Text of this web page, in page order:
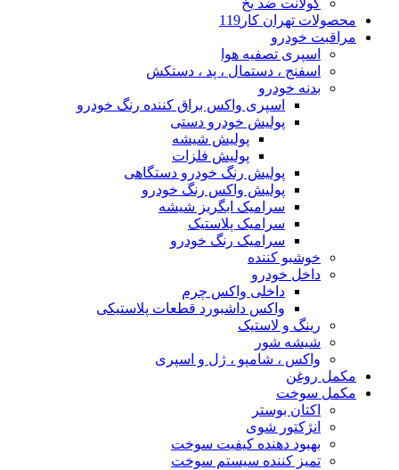
کولانت ضد یخ
محصولات تهران کار119
مراقبت خودرو
اسپری تصفیه هوا
اسفنج ، دستمال ، پد ، دستکش
بدنه خودرو
اسپری واکس براق کننده رنگ خودرو
پولیش خودرو دستی
پولیش شیشه
پولیش فلزات
پولیش رنگ خودرو دستگاهی
پولیش واکس رنگ خودرو
سرامیک ابگریز شیشه
سرامیک پلاستیک
سرامیک رنگ خودرو
خوشبو کننده
داخل خودرو
داخلی واکس چرم
واکس داشبورد قطعات پلاستیکی
رینگ و لاستیک
شیشه شور
واکس ، شامپو ، ژل و اسپری
مکمل روغن
مکمل سوخت
اکتان بوستر
انژکتور شوی
بهبود دهنده کیفیت سوخت
تمیز کننده سیستم سوخت